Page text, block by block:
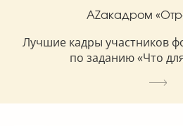
AZакадром
Лучшие кадры участников
по заданию «Что